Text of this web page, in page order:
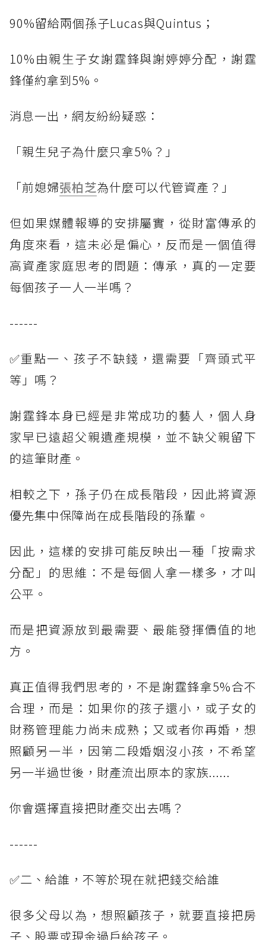
90%留給兩個孫子Lucas與Quintus；
10%由親生子女謝霆鋒與謝婷婷分配，謝霆
鋒僅約拿到5%。
消息一出，網友紛紛疑惑：
「親生兒子為什麼只拿5%？」
「前媳婦張柏芝為什麼可以代管資產？」
但如果媒體報導的安排屬實，從財富傳承的
角度來看，這未必是偏心，反而是一個值得
高資產家庭思考的問題：傳承，真的一定要
每個孩子一人一半嗎？
------
✅重點一、孩子不缺錢，還需要「齊頭式平
等」嗎？
謝霆鋒本身已經是非常成功的藝人，個人身
家早已遠超父親遺產規模，並不缺父親留下
的這筆財產。
相較之下，孫子仍在成長階段，因此將資源
優先集中保障尚在成長階段的孫輩。
因此，這樣的安排可能反映出一種「按需求
分配」的思維：不是每個人拿一樣多，才叫
公平。
而是把資源放到最需要、最能發揮價值的地
方。
真正值得我們思考的，不是謝霆鋒拿5%合不
合理，而是：如果你的孩子還小，或子女的
財務管理能力尚未成熟；又或者你再婚，想
照顧另一半，因第二段婚姻沒小孩，不希望
另一半過世後，財產流出原本的家族......
你會選擇直接把財產交出去嗎？
------
✅二、給誰，不等於現在就把錢交給誰
很多父母以為，想照顧孩子，就要直接把房
子、股票或現金過戶給孩子。